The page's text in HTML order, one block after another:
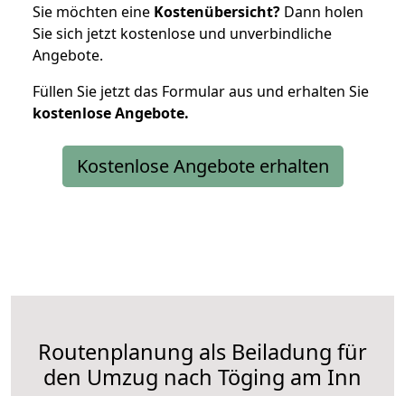
Sie möchten eine Kostenübersicht? Dann holen
Sie sich jetzt kostenlose und unverbindliche
Angebote.
Füllen Sie jetzt das Formular aus und erhalten Sie
kostenloseAngebote.
Kostenlose Angebote erhalten
Routenplanung als Beiladung für
den Umzug nach Töging am Inn